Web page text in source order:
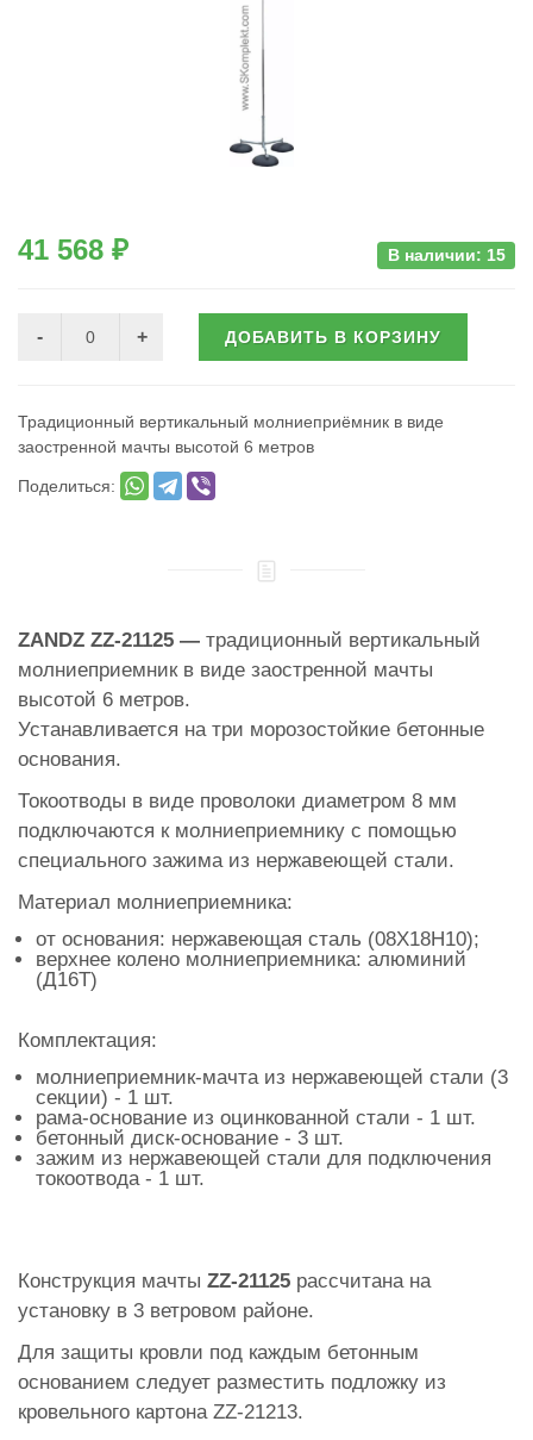
41 568 ₽ В наличии: 15
ДОБАВИТЬ В КОРЗИНУ
Традиционный вертикальный молниеприёмник в виде
заостренной мачты высотой 6 метров
Поделиться:
ZANDZ ZZ-21125 — традиционный вертикальный
молниеприемник в виде заостренной мачты
высотой 6 метров.
Устанавливается на три морозостойкие бетонные
основания.
Токоотводы в виде проволоки диаметром 8 мм
подключаются к молниеприемнику с помощью
специального зажима из нержавеющей стали.
Материал молниеприемника:
от основания: нержавеющая сталь (08Х18Н10);
верхнее колено молниеприемника: алюминий
(Д16Т)
Комплектация:
молниеприемник-мачта из нержавеющей стали (3
секции) - 1 шт.
рама-основание из оцинкованной стали - 1 шт.
бетонный диск-основание - 3 шт.
зажим из нержавеющей стали для подключения
токоотвода - 1 шт.
Конструкция мачты ZZ-21125 рассчитана на
установку в 3 ветровом районе.
Для защиты кровли под каждым бетонным
основанием следует разместить подложку из
кровельного картона ZZ-21213.